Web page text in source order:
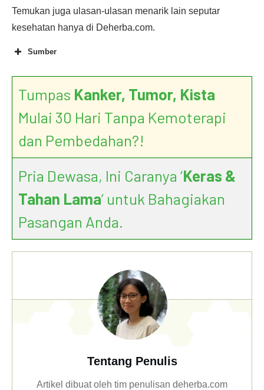
Temukan juga ulasan-ulasan menarik lain seputar
kesehatan hanya di Deherba.com.
Sumber
Tumpas Kanker, Tumor, Kista
Mulai 30 Hari Tanpa Kemoterapi
dan Pembedahan?!
Pria Dewasa, Ini Caranya ‘Keras &
Tahan Lama’ untuk Bahagiakan
Pasangan Anda.
Tentang Penulis
Artikel dibuat oleh tim penulisan deherba.com